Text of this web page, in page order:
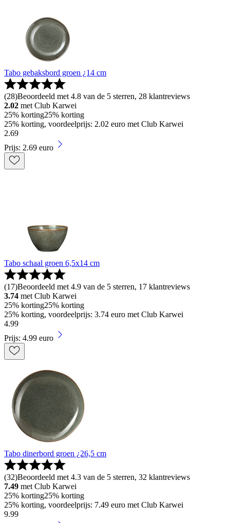
Tabo gebaksbord groen ¿14 cm
(28)Beoordeeld met 4.8 van de 5 sterren, 28 klantreviews
2.02 met Club Karwei
25% korting25% korting
25% korting, voordeelprijs: 2.02 euro met Club Karwei
2.69
Prijs: 2.69 euro
Tabo schaal groen 6,5x14 cm
(17)Beoordeeld met 4.9 van de 5 sterren, 17 klantreviews
3.74 met Club Karwei
25% korting25% korting
25% korting, voordeelprijs: 3.74 euro met Club Karwei
4.99
Prijs: 4.99 euro
Tabo dinerbord groen ¿26,5 cm
(32)Beoordeeld met 4.3 van de 5 sterren, 32 klantreviews
7.49 met Club Karwei
25% korting25% korting
25% korting, voordeelprijs: 7.49 euro met Club Karwei
9.99